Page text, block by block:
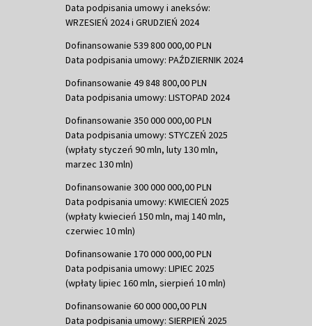
Data podpisania umowy i aneksów:
WRZESIEŃ 2024 i GRUDZIEŃ 2024
Dofinansowanie 539 800 000,00 PLN
Data podpisania umowy: PAŹDZIERNIK 2024
Dofinansowanie 49 848 800,00 PLN
Data podpisania umowy: LISTOPAD 2024
Dofinansowanie 350 000 000,00 PLN
Data podpisania umowy: STYCZEŃ 2025
(wpłaty styczeń 90 mln, luty 130 mln,
marzec 130 mln)
Dofinansowanie 300 000 000,00 PLN
Data podpisania umowy: KWIECIEŃ 2025
(wpłaty kwiecień 150 mln, maj 140 mln,
czerwiec 10 mln)
Dofinansowanie 170 000 000,00 PLN
Data podpisania umowy: LIPIEC 2025
(wpłaty lipiec 160 mln, sierpień 10 mln)
Dofinansowanie 60 000 000,00 PLN
Data podpisania umowy: SIERPIEŃ 2025